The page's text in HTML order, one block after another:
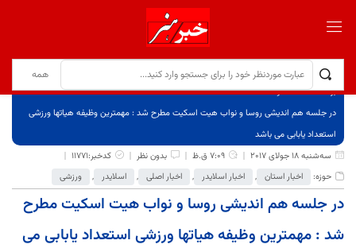
برگ نخست
نوشته‌ها
در جلسه هم اندیشی روسا و نواب هیت اسکیت مطرح شد : مهمترین وظیفه هیاتها ورزشی
استعداد یابابی می باشد
سه‌شنبه 18 جولای 2017
7:09 ق.ظ بدون نظر
کدخبر:11771
حوزه:
اخبار استان , اخبار اسلایدر , اخبار اصلی , اسلایدر , ورزشی
در جلسه هم اندیشی روسا و نواب هیت اسکیت مطرح
شد : مهمترین وظیفه هیاتها ورزشی استعداد یابابی می